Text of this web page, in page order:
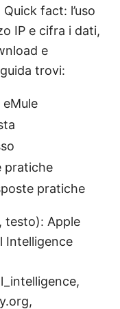
fact: l’uso
IP e cifra i dati,
e
trovi:
eMule
pratiche
pratiche
testo): Apple
Intelligence